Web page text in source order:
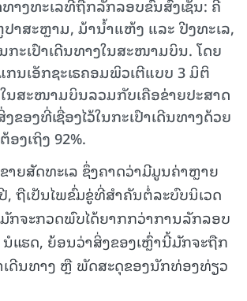
າງທະເລທີ່ຖືກລັກລອບຂົນສົ່ງເຊັ່ນ: ຄີ
າສະຫຼາມ, ມ້ານ້ຳແຫ້ງ ແລະ ປີງທະເລ,
ະເປົາເດີນທາງໃນສະໜາມບິນ. ໂດຍ
ກນເອັກຊະເຣຄອມພິວເຕີແບບ 3 ມິຕິ
ນສະໜາມບິນລວມກັບເຄືອຂ່າຍປະສາດ
ຂອງທີ່ເຊື່ອງໄວ້ໃນກະເປົາເດີນທາງດ້ວຍ
ງເຖິງ 92%.
ຍສັດທະເລ ຊຶ່ງຄາດວ່າມີມູນຄ່າຫຼາຍ
ຖືເປັນໄພຂົ່ມຂູ່ທີ່ສຳຄັນຕໍ່ລະບົບນິເວດ
ກຈະກວດພົບໄດ້ຍາກກວ່າການລັກລອບ
ແຮດ, ຍ້ອນວ່າສິ່ງຂອງເຫຼົ່ານີ້ມັກຈະຖືກ
າເດີນທາງ ຫຼື ພັດສະດຸຂອງນັກທ່ອງທ່ຽວ